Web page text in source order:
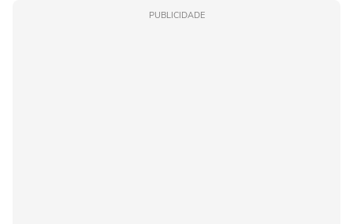
PUBLICIDADE